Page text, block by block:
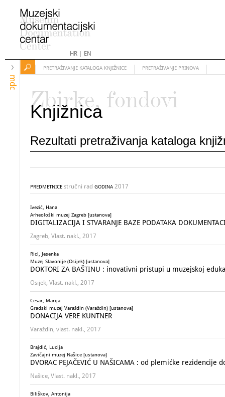
HR| EN
mdc
PRETRAŽIVANJE KATALOGA KNJIŽNICE PRETRAŽIVANJE PRINOVA
Zbirke, fondovi
Knjižnica
Rezultati pretraživanja kataloga
PREDMETNICE stručni rad GODINA 2017
Ivezić, Hana
Arheološki muzej Zagreb [ustanova]
DIGITALIZACIJA I STVARANJE BAZE PODATAKA
Zagreb, Vlast. nakl., 2017
Ricl, Jesenka
Muzej Slavonije (Osijek) [ustanova]
DOKTORI ZA BAŠTINU : inovativni pristupi u muzejskoj
Osijek, Vlast. nakl., 2017
Cesar, Marija
Gradski muzej Varaždin (Varaždin) [ustanova]
DONACIJA VERE KUNTNER
Varaždin, vlast. nakl., 2017
Brajdić, Lucija
Zavičajni muzej Našice [ustanova]
DVORAC PEJAČEVIĆ U NAŠICAMA : od plemićke rezidencije
Našice, Vlast. nakl., 2017
Biliškov, Antonija